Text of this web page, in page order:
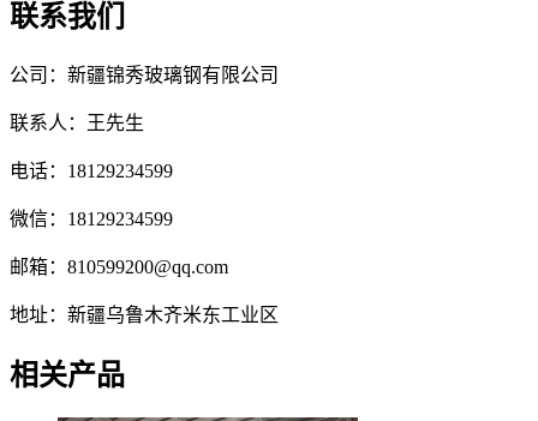
联系我们
公司：新疆锦秀玻璃钢有限公司
联系人：王先生
电话：18129234599
微信：18129234599
邮箱：810599200@qq.com
地址：新疆乌鲁木齐米东工业区
相关产品